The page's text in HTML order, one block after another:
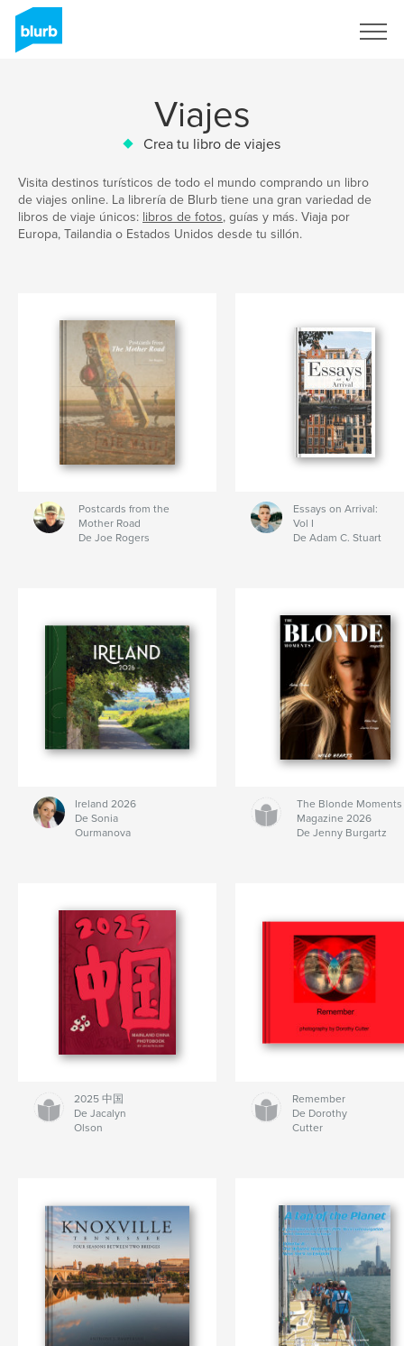
Viajes
Crea tu libro de viajes
Visita destinos turísticos de todo el mundo comprando un libro
de viajes online. La librería de Blurb tiene una gran variedad de
libros de viaje únicos: libros de fotos, guías y más. Viaja por
Europa, Tailandia o Estados Unidos desde tu sillón.
Postcards from the
Mother Road
De Joe Rogers
Essays on Arrival:
Vol I
De Adam C. Stuart
Ireland 2026
De Sonia
Ourmanova
The Blonde Moments
Magazine 2026
De Jenny Burgartz
2025 中国
De Jacalyn
Olson
Remember
De Dorothy
Cutter